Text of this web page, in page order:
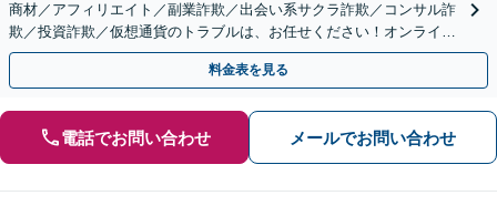
商材／アフィリエイト／副業詐欺／出会い系サクラ詐欺／コンサル詐
欺／投資詐欺／仮想通貨のトラブルは、お任せください！オンライン
のみで解決も可能！
料金表を見る
電話でお問い合わせ メールでお問い合わせ